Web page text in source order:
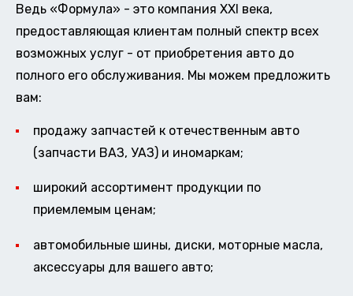
Ведь «Формула» - это компания XXI века,
предоставляющая клиентам полный спектр всех
возможных услуг - от приобретения авто до
полного его обслуживания. Мы можем предложить
вам:
продажу запчастей к отечественным авто
(запчасти ВАЗ, УАЗ) и иномаркам;
широкий ассортимент продукции по
приемлемым ценам;
автомобильные шины, диски, моторные масла,
аксессуары для вашего авто;